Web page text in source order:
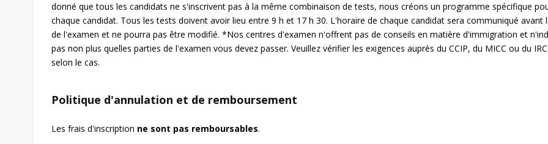
donné que tous les candidats ne s'inscrivent pas à la même combinaison de tests, nous créons un programme spécifique
chaque candidat. Tous les tests doivent avoir lieu entre 9 h et 17 h 30. L'horaire de chaque candidat sera communiqué avant
de l'examen et ne pourra pas être modifié. *Nos centres d'examen n'offrent pas de conseils en matière d'immigration et
pas non plus quelles parties de l'examen vous devez passer. Veuillez vérifier les exigences auprès du CCIP, du MICC ou du
selon le cas.
Politique d'annulation et de remboursement
Les frais d'inscription ne sont pas remboursables.